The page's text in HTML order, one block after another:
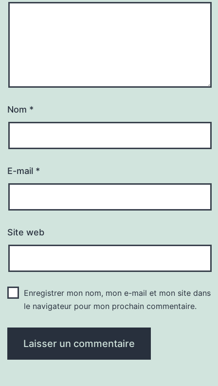
Nom *
E-mail *
Site web
Enregistrer mon nom, mon e-mail et mon site dans
le navigateur pour mon prochain commentaire.